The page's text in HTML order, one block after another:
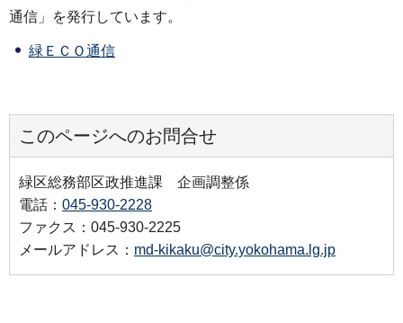
通信」を発行しています。
緑ＥＣＯ通信
このページへのお問合せ
緑区総務部区政推進課 企画調整係
電話： 045-930-2228
ファクス：045-930-2225
メールアドレス： md-kikaku@city.yokohama.lg.jp